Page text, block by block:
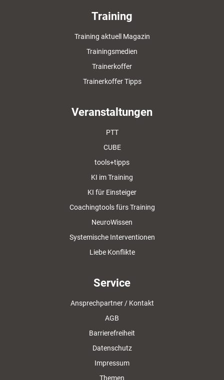
Training
Training aktuell Magazin
Trainingsmedien
Trainerkoffer
Trainerkoffer Tipps
Veranstaltungen
PTT
CUBE
tools+tipps
KI im Training
KI für Einsteiger
Coachingtools fürs Training
NeuroWissen
Systemische Interventionen
Liebe Konflikte
Service
Ansprechpartner / Kontakt
AGB
Barrierefreiheit
Datenschutz
Impressum
Themen